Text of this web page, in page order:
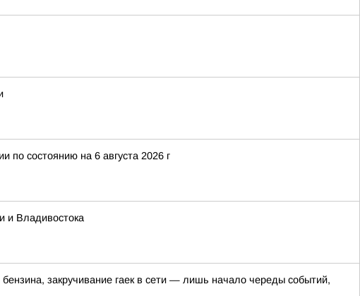
по состоянию на 6 августа 2026 г
и Владивостока
закручивание гаек в сети — лишь начало череды событий,